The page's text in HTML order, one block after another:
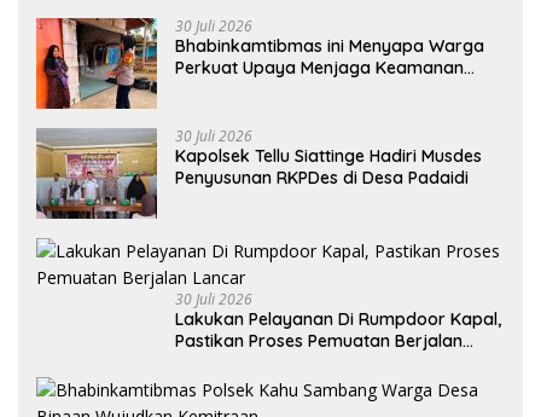
30 Juli 2026
Bhabinkamtibmas ini Menyapa Warga
Perkuat Upaya Menjaga Keamanan
30 Juli 2026
Kapolsek Tellu Siattinge Hadiri Musdes
Penyusunan RKPDes di Desa Padaidi
30 Juli 2026
Lakukan Pelayanan Di Rumpdoor Kapal,
Pastikan Proses Pemuatan Berjalan